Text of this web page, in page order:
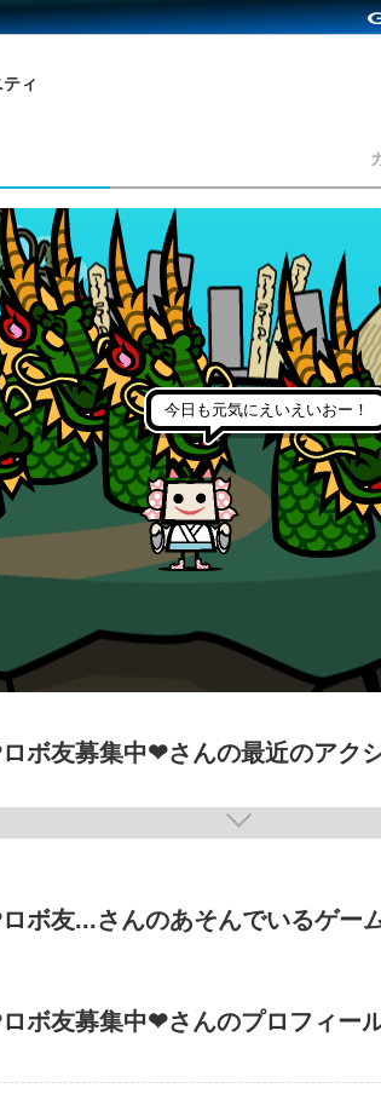
ィ
今日も元気にえいえいおー！
ボ友募集中❤さんの最近のアク
ボ友...さんのあそんでいるゲー
ボ友募集中❤さんのプロフィー